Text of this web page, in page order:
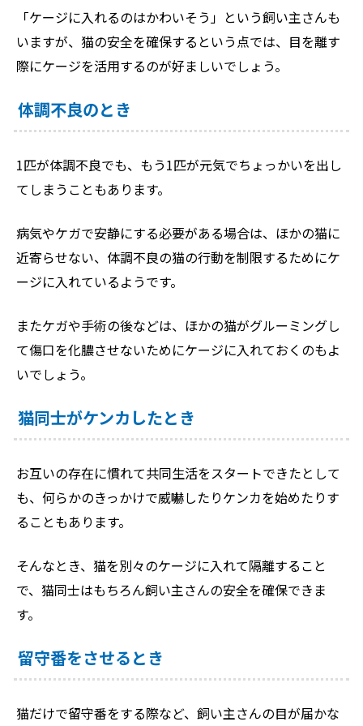
「ケージに入れるのはかわいそう」という飼い主さんも
いますが、猫の安全を確保するという点では、目を離す
際にケージを活用するのが好ましいでしょう。
体調不良のとき
1匹が体調不良でも、もう1匹が元気でちょっかいを出し
てしまうこともあります。
病気やケガで安静にする必要がある場合は、ほかの猫に
近寄らせない、体調不良の猫の行動を制限するためにケ
ージに入れているようです。
またケガや手術の後などは、ほかの猫がグルーミングし
て傷口を化膿させないためにケージに入れておくのもよ
いでしょう。
猫同士がケンカしたとき
お互いの存在に慣れて共同生活をスタートできたとして
も、何らかのきっかけで威嚇したりケンカを始めたりす
ることもあります。
そんなとき、猫を別々のケージに入れて隔離すること
で、猫同士はもちろん飼い主さんの安全を確保できま
す。
留守番をさせるとき
猫だけで留守番をする際など、飼い主さんの目が届かな